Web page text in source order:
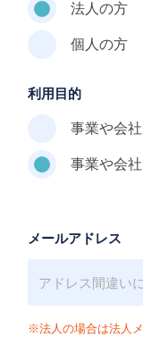
法人の方
個人の方
利用目的
事業や会
事業や会
メールアドレス
※法人の場合は法人